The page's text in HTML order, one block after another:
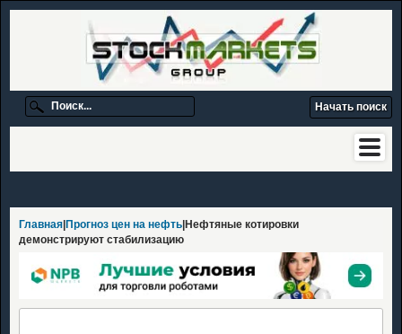
Главная Прогноз цен на нефть |Нефтяные котировки
демонстрируют стабилизацию